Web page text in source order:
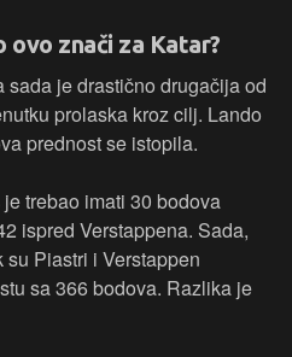
ovo znači za Katar?
je drastično drugačija od
prolaska kroz cilj. Lando
prednost se istopila.
trebao imati 30 bodova
ispred Verstappena. Sada,
Piastri i Verstappen
sa 366 bodova. Razlika je